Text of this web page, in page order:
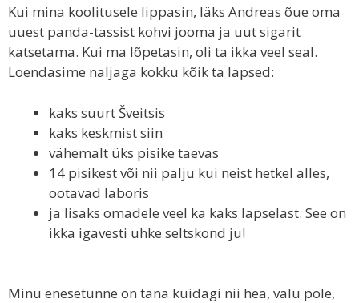
Kui mina koolitusele lippasin, läks Andreas õue oma
uuest panda-tassist kohvi jooma ja uut sigarit
katsetama. Kui ma lõpetasin, oli ta ikka veel seal.
Loendasime naljaga kokku kõik ta lapsed:
kaks suurt Šveitsis
kaks keskmist siin
vähemalt üks pisike taevas
14 pisikest või nii palju kui neist hetkel alles,
ootavad laboris
ja lisaks omadele veel ka kaks lapselast. See on
ikka igavesti uhke seltskond ju!
Minu enesetunne on täna kuidagi nii hea, valu pole,